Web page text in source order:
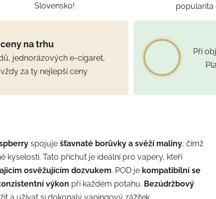
Slovensko!
popularita
na trhu
jednorázových e-cigaret,
za ty nejlepší ceny
Při
spojuje šťavnaté borůvky a svěží maliny, čímž
kyselosti. Tato příchuť je ideální pro vapery, kteří
osvěžujícím dozvukem. POD je kompatibilní se
výkon při každém potahu. Bezúdržbový